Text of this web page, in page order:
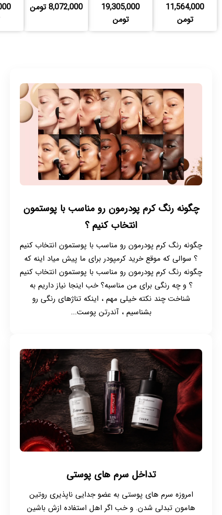
11,564,000
تومن
19,305,000
تومن
8,072,000 تومن
چگونه رنگ کرم پودرمون رو مناسب با پوستمون
انتخاب کنیم ؟
چگونه رنگ کرم پودرمون رو مناسب با پوستمون انتخاب کنیم
؟ سوالی که موقع خرید کرمپودر برای ما پیش میاد اینه که
چگونه رنگ کرم پودرمون رو مناسب با پوستمون انتخاب کنیم
؟ و چه رنگی برای من مناسبه؟ خب اینجا نیاز داریم به
شناخت چند نکته خیلی مهم ، اینکه تناژهای رنگی رو
بشناسیم ، آندرتن پوست...
تداخل سرم های پوستی
امروزه سرم های پوستی به عضو جدایی ناپذیری روتین
هامون تبدلی شدن. و خب اگر اهل استفاده ازش باشین